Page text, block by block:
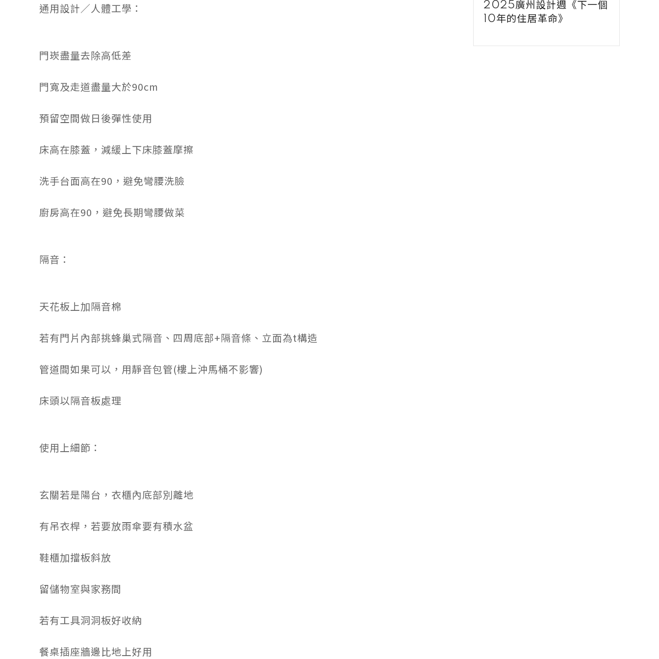
通用設計／人體工學：
門崁盡量去除高低差
門寬及走道盡量大於90cm
預留空間做日後彈性使用
床高在膝蓋，減緩上下床膝蓋摩擦
洗手台面高在90，避免彎腰洗臉
廚房高在90，避免長期彎腰做菜
隔音：
天花板上加隔音棉
若有門片內部挑蜂巢式隔音、四周底部+隔音條、立面為t構造
管道間如果可以，用靜音包管(樓上沖馬桶不影響)
床頭以隔音板處理
使用上細節：
玄關若是陽台，衣櫃內底部別離地
有吊衣桿，若要放雨傘要有積水盆
鞋櫃加擋板斜放
留儲物室與家務間
若有工具洞洞板好收納
餐桌插座牆邊比地上好用
2025廣州設計週《下一個
10年的住居革命》